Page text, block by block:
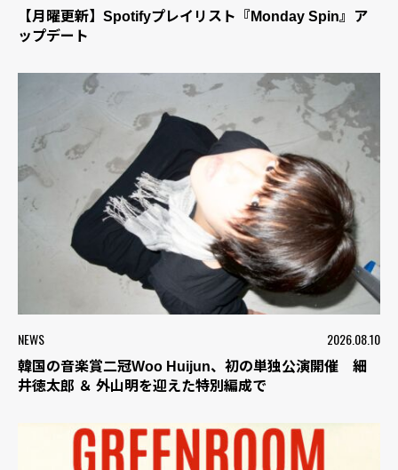
【月曜更新】Spotifyプレイリスト『Monday Spin』ア
ップデート
NEWS 2026.08.10
韓国の音楽賞二冠Woo Huijun、初の単独公演開催 細
井徳太郎 ＆ 外山明を迎えた特別編成で